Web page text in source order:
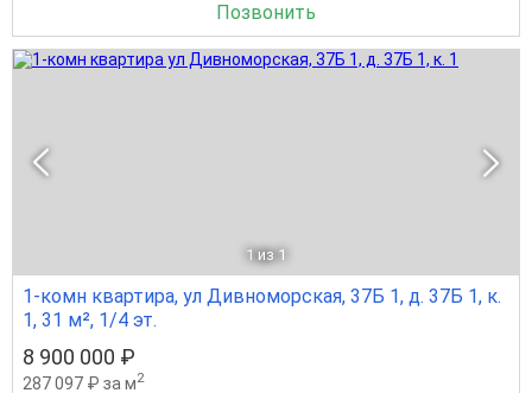
Позвонить
1 из 1
1-комн квартира, ул Дивноморская, 37Б 1, д. 37Б 1, к.
1, 31 м², 1/4 эт.
8 900 000 ₽
287 097 ₽ за м2